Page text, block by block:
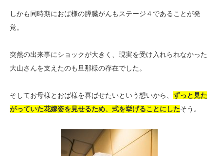
しかも同時期におば様の膵臓がんもステージ４であることが発
覚。
突然の出来事にショックが大きく、現実を受け入れられなかった
大山さんを支えたのも旦那様の存在でした。
そしてお母様とおば様を喜ばせたいという想いから、 ずっと見た
がっていた花嫁姿を見せるため、式を挙げることにしたそう。